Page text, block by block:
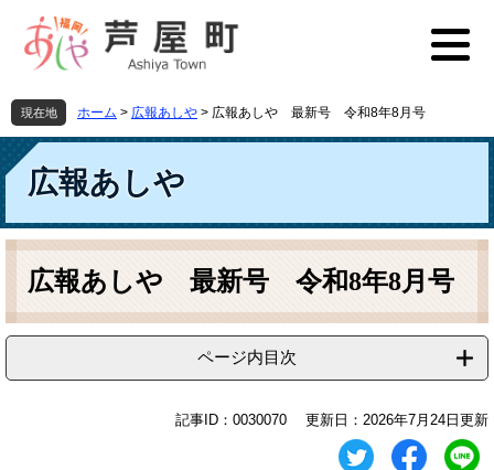
先
頭
す
を
飛
し
本
文
現在地 ホーム > 広報あしや > 広報あしや 最新号 令和8年8月号
広報あしや
本
広報あしや 最新号 令和8年8月号
ページ内目次
記事ID：0030070 更新日：2026年7月24日更新